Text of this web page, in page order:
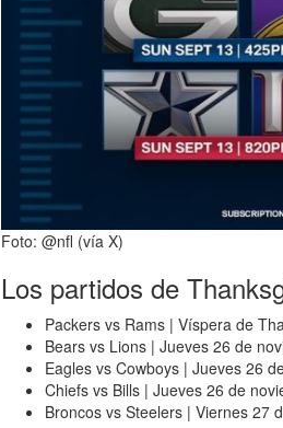
Foto: @nfl (vía X)
Los partidos de
Packers vs Rams | Víspera de
Bears vs Lions | Jueves 26 de
Eagles vs Cowboys | Jueves 26
Chiefs vs Bills | Jueves 26 de
Broncos vs Steelers | Viernes 27